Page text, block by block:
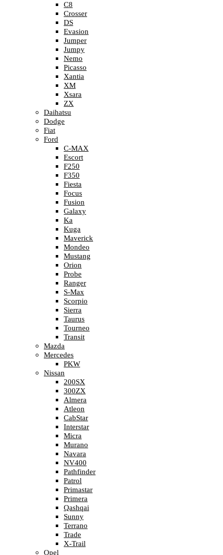
C8
Crosser
DS
Evasion
Jumper
Jumpy
Nemo
Picasso
Xantia
XM
Xsara
ZX
Daihatsu
Dodge
Fiat
Ford
C-MAX
Escort
F250
F350
Fiesta
Focus
Fusion
Galaxy
Ka
Kuga
Maverick
Mondeo
Mustang
Orion
Probe
Ranger
S-Max
Scorpio
Sierra
Taurus
Tourneo
Transit
Mazda
Mercedes
PKW
Nissan
200SX
300ZX
Almera
Atleon
CabStar
Interstar
Micra
Murano
Navara
NV400
Pathfinder
Patrol
Primastar
Primera
Qashqai
Sunny
Terrano
Trade
X-Trail
Opel